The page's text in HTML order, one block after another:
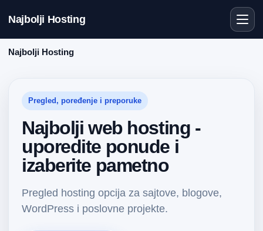
Najbolji Hosting
Najbolji Hosting
Pregled, poređenje i preporuke
Najbolji web hosting -
uporedite ponude i
izaberite pametno
Pregled hosting opcija za sajtove, blogove,
WordPress i poslovne projekte.